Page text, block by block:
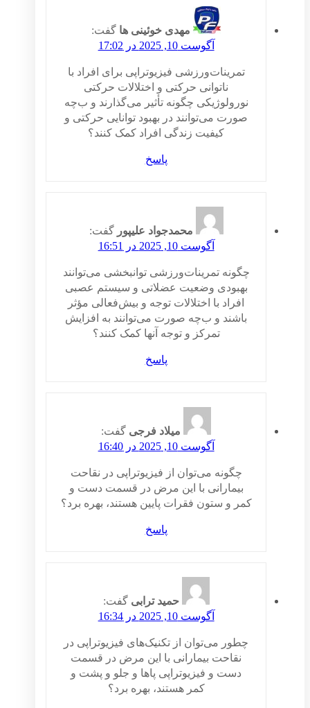
مهدی خوئینی ها گفت:
آگوست 10, 2025 در 17:02
تمرینات‌ورزشی فیزیوتراپی برای افراد با
ناتوانی حرکتی و اختلالات حرکتی
نورولوژیکی چگونه تأثیر می‌گذارند و ب‌چه
صورت می‌توانند در بهبود توانایی حرکتی و
کیفیت زندگی افراد کمک کنند؟
پاسخ
محمدجواد علیپورگفت:
آگوست 10, 2025 در 16:51
چگونه تمرینات‌ورزشی توانبخشی می‌توانند
بهبودی وضعیت عضلاتی و سیستم عصبی
افراد با اختلالات توجه و بیش‌فعالی مؤثر
باشند و ب‌چه صورت می‌توانند به افزایش
تمرکز و توجه آنها کمک کنند؟
پاسخ
میلاد فرجی گفت:
آگوست 10, 2025 در 16:40
چگونه می‌توان از فیزیوتراپی در نقاحت
بیمارانی با این مرض در قسمت دست و
کمر و ستون فقرات پایین هستند، بهره برد؟
پاسخ
حمید ترابیگفت:
آگوست 10, 2025 در 16:34
چطور می‌توان از تکنیک‌های فیزیوتراپی در
نقاحت بیمارانی با این مرض در قسمت
دست و فیزیوتراپی پاها و جلو و پشت و
کمر هستند، بهره برد؟